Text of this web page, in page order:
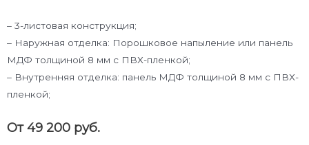
– 3-листовая конструкция;
– Наружная отделка: Порошковое напыление или панель
МДФ толщиной 8 мм с ПВХ-пленкой;
– Внутренняя отделка: панель МДФ толщиной 8 мм с ПВХ-
пленкой;
От 49 200 руб.